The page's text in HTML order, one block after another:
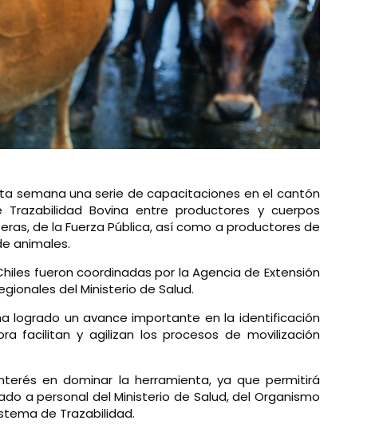
semana una serie de capacitaciones en el cantón
Bovina entre productores y cuerpos
de la Fuerza Pública, así como a productores de
animales.
fueron coordinadas por la Agencia de Extensión
del Ministerio de Salud.
logrado un avance importante en la identificación
facilitan y agilizan los procesos de movilización
en dominar la herramienta, ya que permitirá
a personal del Ministerio de Salud, del Organismo
de Trazabilidad.